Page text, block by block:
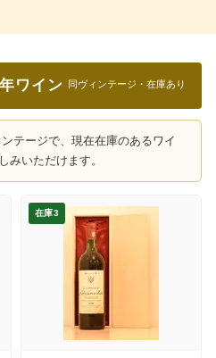
ワイン 同ヴィンテージ・在庫あり
テージで、現在在庫のあるワイ
みいただけます。
在庫3